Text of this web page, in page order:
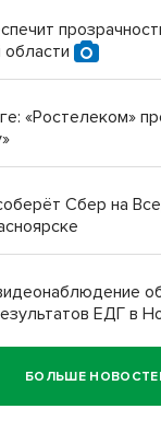
условный срок за
«Ростелеком»
Сбер на
ЕДГ в
в бой:
БОЛЬШЕ